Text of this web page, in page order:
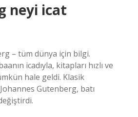
neyi icat
– tüm dünya için bilgi.
icadıyla, kitapları hızlı ve
hale geldi. Klasik
Gutenberg, batı